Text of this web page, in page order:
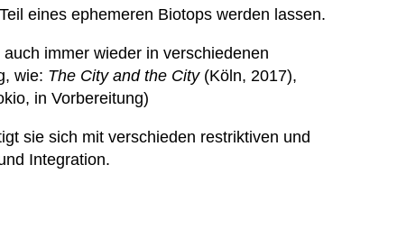
eines ephemeren Biotops werden lassen.
immer wieder in verschiedenen
wie: The City and the City (Köln, 2017),
in Vorbereitung)
sie sich mit verschieden restriktiven und
Integration.